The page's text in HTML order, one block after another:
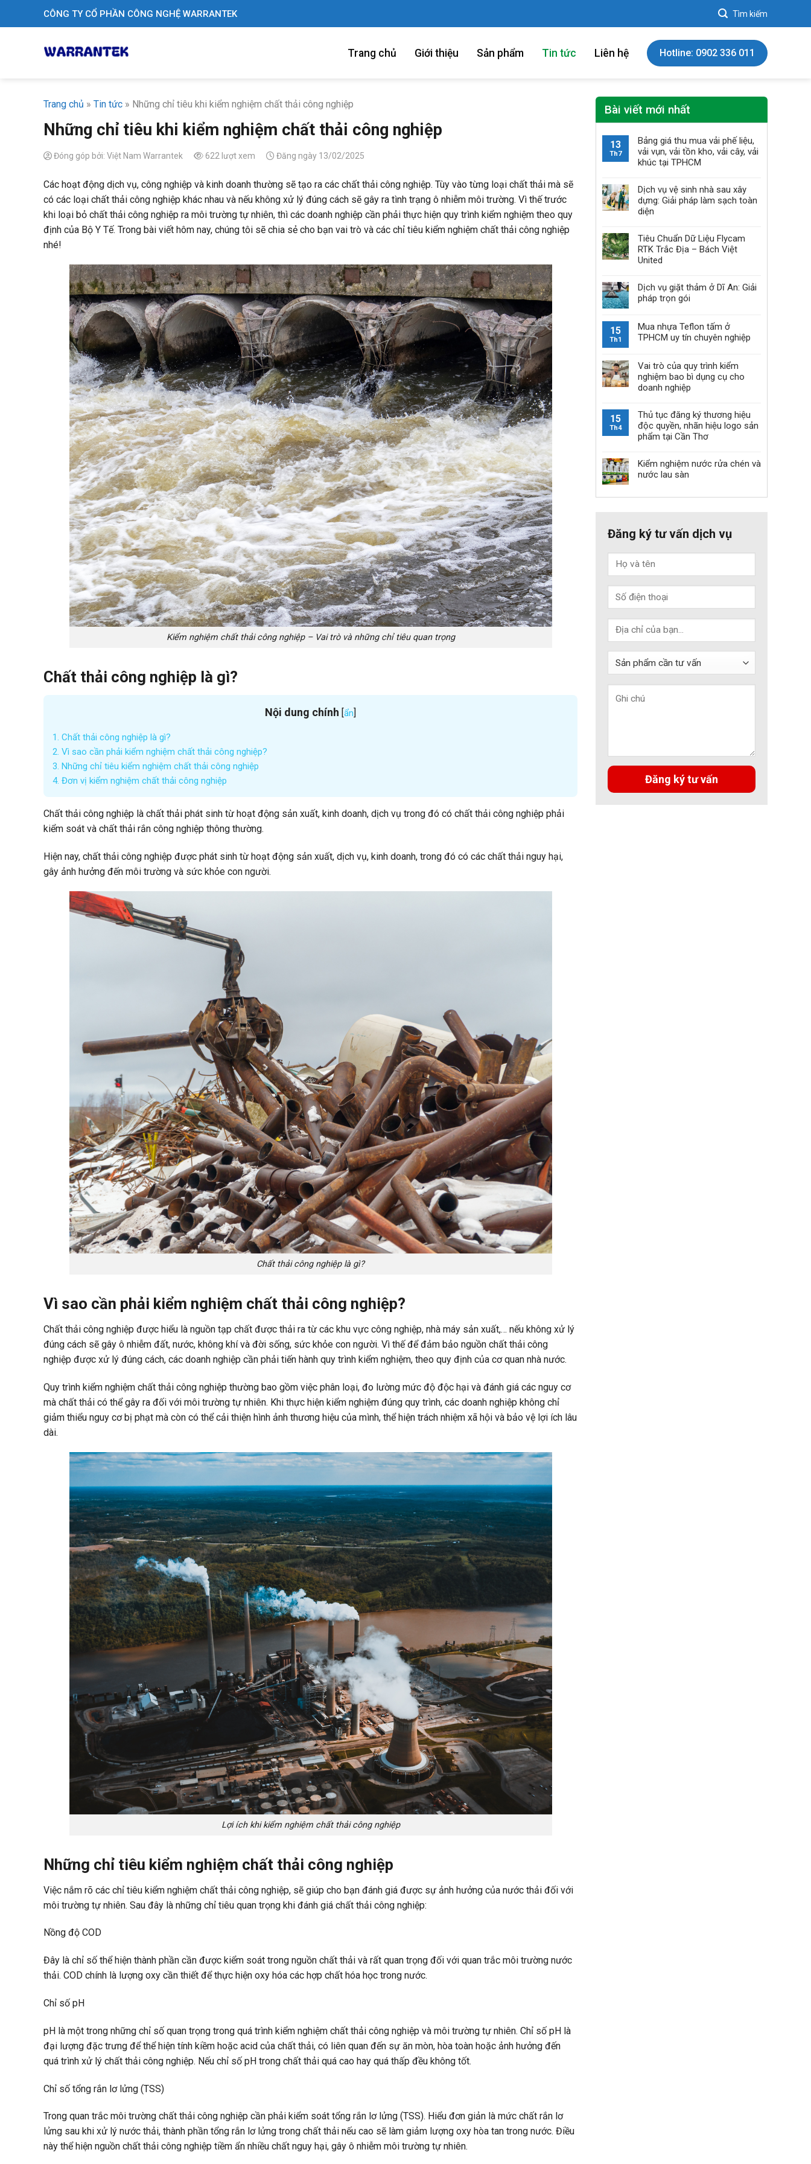
CÔNG TY CỔ PHẦN CÔNG NGHỆ WARRANTEK
Trang chủ Giới thiệu Sản phẩm Tin tức Liên hệ Hotline: 0902 336 011
Trang chủ » Tin tức » Những chỉ tiêu khi kiểm nghiệm chất thải công nghiệp
Những chỉ tiêu khi kiểm nghiệm chất thải công nghiệp
Đóng góp bởi: Việt Nam Warrantek 622 lượt xem Đăng ngày 13/02/2025
Các hoạt động dịch vụ, công nghiệp và kinh doanh thường sẽ tạo ra các chất thải công nghiệp. Tùy vào từng loại chất thải mà sẽ
có các loại chất thải công nghiệp khác nhau và nếu không xử lý đúng cách sẽ gây ra tình trạng ô nhiễm môi trường. Vì thế trước
khi loại bỏ chất thải công nghiệp ra môi trường tự nhiên, thì các doanh nghiệp cần phải thực hiện quy trình kiểm nghiệm theo quy
định của Bộ Y Tế. Trong bài viết hôm nay, chúng tôi sẽ chia sẻ cho bạn vai trò và các chỉ tiêu kiểm nghiệm chất thải công nghiệp
nhé!
Kiểm nghiệm chất thải công nghiệp – Vai trò và những chỉ tiêu quan trọng
Chất thải công nghiệp là gì?
Nội dung chính [ẩn]
1. Chất thải công nghiệp là gì?
2. Vì sao cần phải kiểm nghiệm chất thải công nghiệp?
3. Những chỉ tiêu kiểm nghiệm chất thải công nghiệp
4. Đơn vị kiểm nghiệm chất thải công nghiệp
Chất thải công nghiệp là chất thải phát sinh từ hoạt động sản xuất, kinh doanh, dịch vụ trong đó có chất thải công nghiệp phải
kiểm soát và chất thải rắn công nghiệp thông thường.
Hiện nay, chất thải công nghiệp được phát sinh từ hoạt động sản xuất, dịch vụ, kinh doanh, trong đó có các chất thải nguy hại,
gây ảnh hưởng đến môi trường và sức khỏe con người.
Chất thải công nghiệp là gì?
Vì sao cần phải kiểm nghiệm chất thải công nghiệp?
Chất thải công nghiệp được hiểu là nguồn tạp chất được thải ra từ các khu vực công nghiệp, nhà máy sản xuất,… nếu không xử lý
đúng cách sẽ gây ô nhiễm đất, nước, không khí và đời sống, sức khỏe con người. Vì thế để đảm bảo nguồn chất thải công
nghiệp được xử lý đúng cách, các doanh nghiệp cần phải tiến hành quy trình kiểm nghiệm, theo quy định của cơ quan nhà nước.
Quy trình kiểm nghiệm chất thải công nghiệp thường bao gồm việc phân loại, đo lường mức độ độc hại và đánh giá các nguy cơ
mà chất thải có thể gây ra đối với môi trường tự nhiên. Khi thực hiện kiểm nghiệm đúng quy trình, các doanh nghiệp không chỉ
giảm thiểu nguy cơ bị phạt mà còn có thể cải thiện hình ảnh thương hiệu của mình, thể hiện trách nhiệm xã hội và bảo vệ lợi ích lâu
dài.
Lợi ích khi kiểm nghiệm chất thải công nghiệp
Những chỉ tiêu kiểm nghiệm chất thải công nghiệp
Việc nắm rõ các chỉ tiêu kiểm nghiệm chất thải công nghiệp, sẽ giúp cho bạn đánh giá được sự ảnh hưởng của nước thải đối với
môi trường tự nhiên. Sau đây là những chỉ tiêu quan trọng khi đánh giá chất thải công nghiệp:
Nồng độ COD
Đây là chỉ số thể hiện thành phần cần được kiểm soát trong nguồn chất thải và rất quan trọng đối với quan trắc môi trường nước
thải. COD chính là lượng oxy cần thiết để thực hiện oxy hóa các hợp chất hóa học trong nước.
Chỉ số pH
pH là một trong những chỉ số quan trọng trong quá trình kiểm nghiệm chất thải công nghiệp và môi trường tự nhiên. Chỉ số pH là
đại lượng đặc trưng để thể hiện tính kiềm hoặc acid của chất thải, có liên quan đến sự ăn mòn, hòa toàn hoặc ảnh hưởng đến
quá trình xử lý chất thải công nghiệp. Nếu chỉ số pH trong chất thải quá cao hay quá thấp đều không tốt.
Chỉ số tổng rắn lơ lửng (TSS)
Trong quan trắc môi trường chất thải công nghiệp cần phải kiểm soát tổng rắn lơ lửng (TSS). Hiểu đơn giản là mức chất rắn lơ
lửng sau khi xử lý nước thải, thành phần tổng rắn lơ lửng trong chất thải nếu cao sẽ làm giảm lượng oxy hòa tan trong nước. Điều
này thể hiện nguồn chất thải công nghiệp tiềm ẩn nhiều chất nguy hại, gây ô nhiễm môi trường tự nhiên.
Bài viết mới nhất
13
Th7
Bảng giá thu mua vải phế liệu,
vải vụn, vải tồn kho, vải cây, vải
khúc tại TPHCM
Dịch vụ vệ sinh nhà sau xây
dựng: Giải pháp làm sạch toàn
diện
Tiêu Chuẩn Dữ Liệu Flycam
RTK Trắc Địa – Bách Việt
United
Dịch vụ giặt thảm ở Dĩ An: Giải
pháp trọn gói
15
Th1
Mua nhựa Teflon tấm ở
TPHCM uy tín chuyên nghiệp
Vai trò của quy trình kiểm
nghiệm bao bì dụng cụ cho
doanh nghiệp
15
Th4
Thủ tục đăng ký thương hiệu
độc quyền, nhãn hiệu logo sản
phẩm tại Cần Thơ
Kiểm nghiệm nước rửa chén và
nước lau sàn
Đăng ký tư vấn dịch vụ